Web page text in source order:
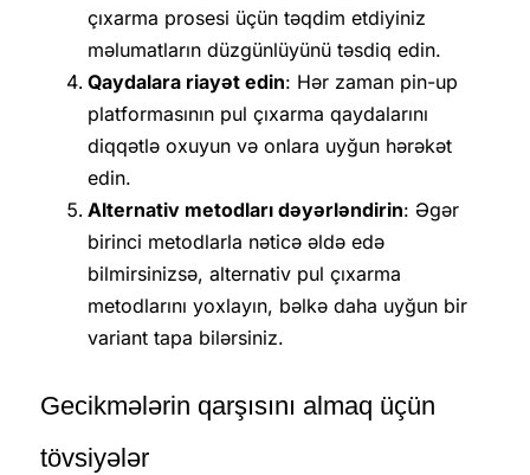
çıxarma prosesi üçün təqdim etdiyiniz
məlumatların düzgünlüyünü təsdiq edin.
Qaydalara riayət edin: Hər zaman pin-up
platformasının pul çıxarma qaydalarını
diqqətlə oxuyun və onlara uyğun hərəkət
edin.
Alternativ metodları dəyərləndirin: Əgər
birinci metodlarla nəticə əldə edə
bilmirsinizsə, alternativ pul çıxarma
metodlarını yoxlayın, bəlkə daha uyğun bir
variant tapa bilərsiniz.
Gecikmələrin qarşısını almaq üçün
tövsiyələr